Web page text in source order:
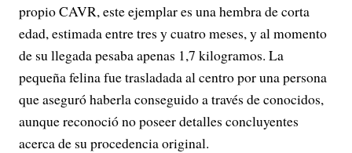
propio CAVR, este ejemplar es una hembra de corta
edad, estimada entre tres y cuatro meses, y al momento
de su llegada pesaba apenas 1,7 kilogramos. La
pequeña felina fue trasladada al centro por una persona
que aseguró haberla conseguido a través de conocidos,
aunque reconoció no poseer detalles concluyentes
acerca de su procedencia original.